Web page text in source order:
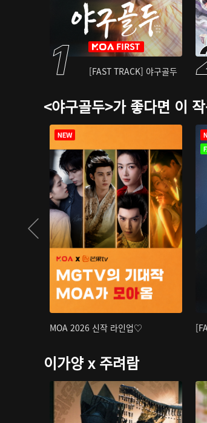
[FAST TRACK] 야구골두
<야구골두>가 좋다면 이
MOA 2026 신작 라인업♡
이가양 x 주려람